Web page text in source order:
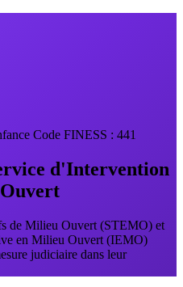
Code FINESS : 441
d'Intervention
de Milieu Ouvert (STEMO) et
en Milieu Ouvert (IEMO)
judiciaire dans leur